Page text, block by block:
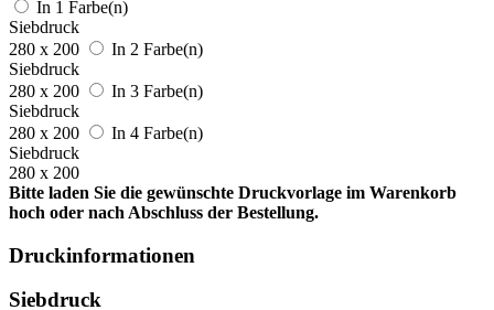
In 1 Farbe(n)
Siebdruck
280 x 200
In 2 Farbe(n)
Siebdruck
280 x 200
In 3 Farbe(n)
Siebdruck
280 x 200
In 4 Farbe(n)
Siebdruck
280 x 200
Bitte laden Sie die gewünschte Druckvorlage im Warenkorb
hoch oder nach Abschluss der Bestellung.
Druckinformationen
Siebdruck